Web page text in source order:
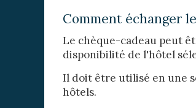
Comment échanger
Le chèque-cadeau peut
disponibilité de l'hôtel
Il doit être utilisé en une
hôtels.